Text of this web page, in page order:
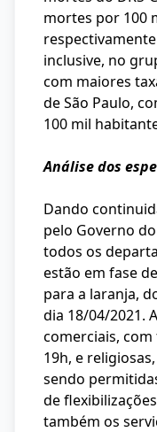
mortes por 100
inclusive, no
com maiores
de São Paulo,
100 mil
Análise dos
Dando
pelo Governo
todos os
estão em fase
para a laranja,
dia 18/04/2021.
comerciais,
19h, e
sendo
de
também os